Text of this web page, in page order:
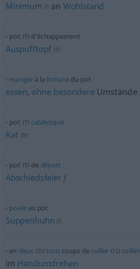
Minimum n an Wohlstand
pot m d’échappement
Auspufftopf m
mangerà lafortunedu pot
essen, ohne besondere Umstände
pot m catalytique
Kat m
pot m de départ
Abschiedsfeier f
pouleau pot
Suppenhuhn n
en deux outroiscoups de cuiller ou
im Handumdrehen